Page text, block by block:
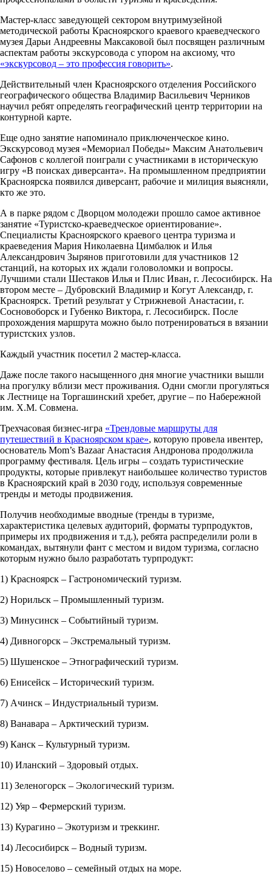
Мастер-класс заведующей сектором внутримузейной
методической работы Красноярского краевого краеведческого
музея Дарьи Андреевны Максаковой был посвящен различным
аспектам работы экскурсовода с упором на аксиому, что
«экскурсовод – это профессия говорить».
Действительный член Красноярского отделения Российского
географического общества Владимир Васильевич Черников
научил ребят определять географический центр территории на
контурной карте.
Еще одно занятие напоминало приключенческое кино.
Экскурсовод музея «Мемориал Победы» Максим Анатольевич
Сафонов с коллегой поиграли с участниками в историческую
игру «В поисках диверсанта». На промышленном предприятии
Красноярска появился диверсант, рабочие и милиция выясняли,
кто же это.
А в парке рядом с Дворцом молодежи прошло самое активное
занятие «Туристско-краеведческое ориентирование».
Специалисты Красноярского краевого центра туризма и
краеведения Мария Николаевна Цимбалюк и Илья
Александрович Зырянов приготовили для участников 12
станций, на которых их ждали головоломки и вопросы.
Лучшими стали Шестаков Илья и Плис Иван, г. Лесосибирск. На
втором месте – Дубровский Владимир и Когут Александр, г.
Красноярск. Третий результат у Стрижневой Анастасии, г.
Сосновоборск и Губенко Виктора, г. Лесосибирск. После
прохождения маршрута можно было потренироваться в вязании
туристских узлов.
Каждый участник посетил 2 мастер-класса.
Даже после такого насыщенного дня многие участники вышли
на прогулку вблизи мест проживания. Одни смогли прогуляться
к Лестнице на Торгашинский хребет, другие – по Набережной
им. Х.М. Совмена.
Трехчасовая бизнес-игра «Трендовые маршруты для
путешествий в Красноярском крае», которую провела ивентер,
основатель Mom’s Bazaar Анастасия Андронова продолжила
программу фестиваля. Цель игры – создать туристические
продукты, которые привлекут наибольшее количество туристов
в Красноярский край в 2030 году, используя современные
тренды и методы продвижения.
Получив необходимые вводные (тренды в туризме,
характеристика целевых аудиторий, форматы турпродуктов,
примеры их продвижения и т.д.), ребята распределили роли в
командах, вытянули фант с местом и видом туризма, согласно
которым нужно было разработать турпродукт:
1) Красноярск – Гастрономический туризм.
2) Норильск – Промышленный туризм.
3) Минусинск – Событийный туризм.
4) Дивногорск – Экстремальный туризм.
5) Шушенское – Этнографический туризм.
6) Енисейск – Исторический туризм.
7) Ачинск – Индустриальный туризм.
8) Ванавара – Арктический туризм.
9) Канск – Культурный туризм.
10) Иланский – Здоровый отдых.
11) Зеленогорск – Экологический туризм.
12) Уяр – Фермерский туризм.
13) Курагино – Экотуризм и треккинг.
14) Лесосибирск – Водный туризм.
15) Новоселово – семейный отдых на море.